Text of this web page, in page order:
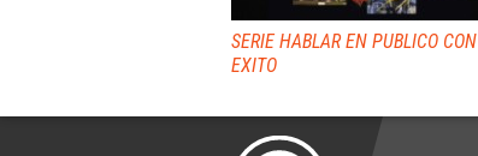
SERIE HABLAR EN PUBLICO CON
EXITO